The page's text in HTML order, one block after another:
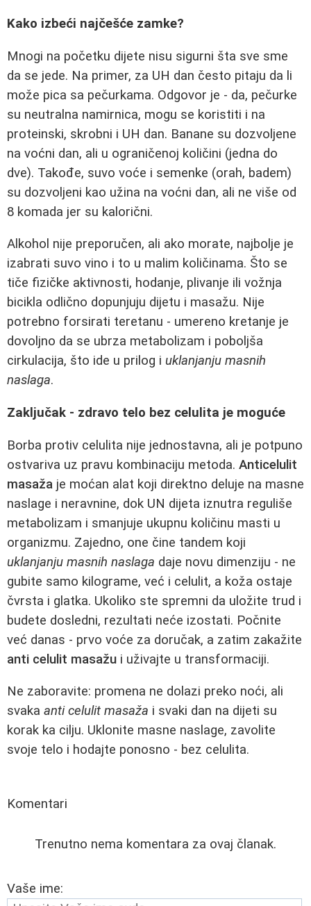
Kako izbeći najčešće zamke?
Mnogi na početku dijete nisu sigurni šta sve sme
da se jede. Na primer, za UH dan često pitaju da li
može pica sa pečurkama. Odgovor je - da, pečurke
su neutralna namirnica, mogu se koristiti i na
proteinski, skrobni i UH dan. Banane su dozvoljene
na voćni dan, ali u ograničenoj količini (jedna do
dve). Takođe, suvo voće i semenke (orah, badem)
su dozvoljeni kao užina na voćni dan, ali ne više od
8 komada jer su kalorični.
Alkohol nije preporučen, ali ako morate, najbolje je
izabrati suvo vino i to u malim količinama. Što se
tiče fizičke aktivnosti, hodanje, plivanje ili vožnja
bicikla odlično dopunjuju dijetu i masažu. Nije
potrebno forsirati teretanu - umereno kretanje je
dovoljno da se ubrza metabolizam i poboljša
cirkulacija, što ide u prilog i uklanjanju masnih
naslaga.
Zaključak - zdravo telo bez celulita je moguće
Borba protiv celulita nije jednostavna, ali je potpuno
ostvariva uz pravu kombinaciju metoda. Anticelulit
masaža je moćan alat koji direktno deluje na masne
naslage i neravnine, dok UN dijeta iznutra reguliše
metabolizam i smanjuje ukupnu količinu masti u
organizmu. Zajedno, one čine tandem koji
uklanjanju masnih naslaga daje novu dimenziju - ne
gubite samo kilograme, već i celulit, a koža ostaje
čvrsta i glatka. Ukoliko ste spremni da uložite trud i
budete dosledni, rezultati neće izostati. Počnite
već danas - prvo voće za doručak, a zatim zakažite
anti celulit masažu i uživajte u transformaciji.
Ne zaboravite: promena ne dolazi preko noći, ali
svaka anti celulit masaža i svaki dan na dijeti su
korak ka cilju. Uklonite masne naslage, zavolite
svoje telo i hodajte ponosno - bez celulita.
Komentari
Trenutno nema komentara za ovaj članak.
Vaše ime: